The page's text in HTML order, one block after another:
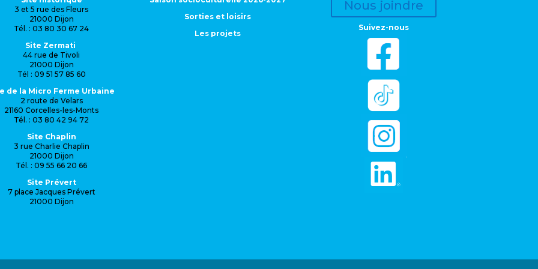
3 et 5 rue des Fleurs
21000 Dijon
Tél. : 03 80 30 67 24
Site Zermati
44 rue de Tivoli
21000 Dijon
Tél : 09 51 57 85 60
de la Micro Ferme Urbaine
2 route de Velars
21160 Corcelles-les-Monts
Tél. : 03 80 42 94 72
Site Chaplin
3 rue Charlie Chaplin
21000 Dijon
Tél. : 09 55 66 20 66
Site Prévert
7 place Jacques Prévert
21000 Dijon
Sorties et loisirs
Les projets
Nous joindre
Suivez-nous